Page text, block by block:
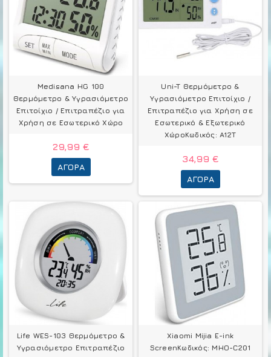
Medisana HG 100
Θερμόμετρo & Υγρασιόμετρo
Επιτοίχιο / Επιτραπέζιο για
Χρήση σε Εσωτερικό Χώρο
29,99 €
ΑΓΟΡΆ
Uni-T Θερμόμετρo &
Υγρασιόμετρo Επιτοίχιο /
Επιτραπέζιο για Χρήση σε
Εσωτερικό & Εξωτερικό
ΧώροΚωδικός: A12T
34,99 €
ΑΓΟΡΆ
Life WES-103 Θερμόμετρo &
Υγρασιόμετρo Επιτραπέζιο
Xiaomi Mijia E-ink
ScreenΚωδικός: MHO-C201